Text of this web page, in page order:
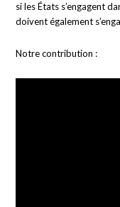
si les États s’engagent
doivent également
Notre contribution :